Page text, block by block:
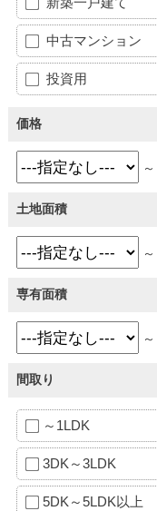
中古マンション
投資用
価格
～
土地面積
～
専有面積
～
間取り
～1LDK
3DK～3LDK
5DK～5LDK以上